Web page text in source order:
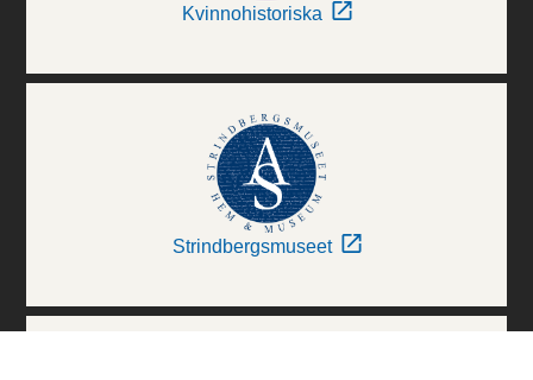
Kvinnohistoriska
Strindbergsmuseet